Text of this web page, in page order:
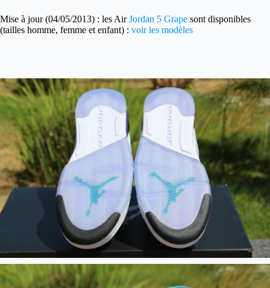
Mise à jour (04/05/2013) : les AirJordan 5 Grape sont disponibles
(tailles homme, femme et enfant) : voir les modèles